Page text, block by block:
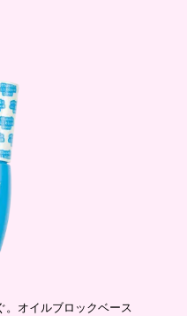
。オイルブロックベース